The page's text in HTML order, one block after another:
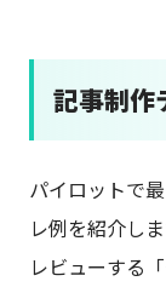
記事制作
パイロットで
レ例を紹介し
レビューする